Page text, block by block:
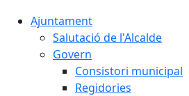
Ajuntament
Salutació de l'Alcalde
Govern
Consistori municipal
Regidories